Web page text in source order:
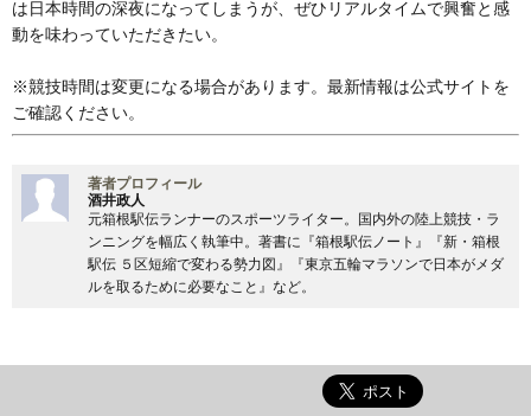
は日本時間の深夜になってしまうが、ぜひリアルタイムで興奮と感
動を味わっていただきたい。
※競技時間は変更になる場合があります。最新情報は公式サイトを
ご確認ください。
著者プロフィール
酒井政人
元箱根駅伝ランナーのスポーツライター。国内外の陸上競技・ラ
ンニングを幅広く執筆中。著書に『箱根駅伝ノート』『新・箱根
駅伝 ５区短縮で変わる勢力図』『東京五輪マラソンで日本がメダ
ルを取るために必要なこと』など。